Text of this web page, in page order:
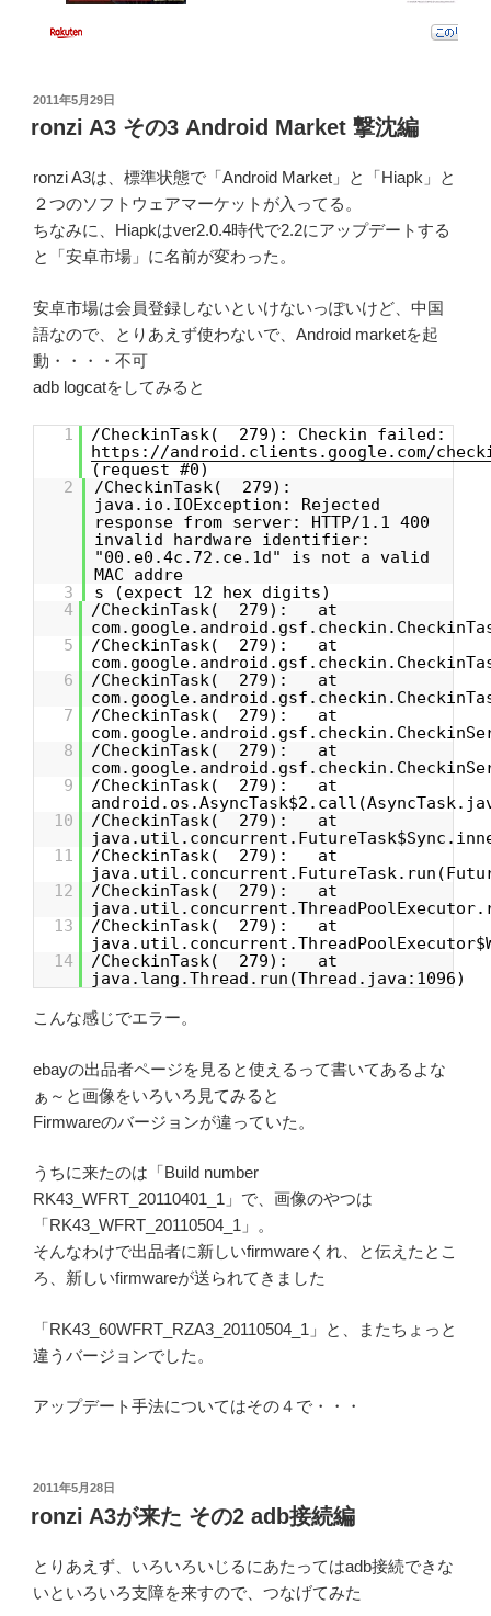
投
日:
2011年5月29日
ronzi A3 その3 Android Market 撃沈編
ronzi A3は、標準状態で「Android Market」と「Hiapk」と
２つのソフトウェアマーケットが入ってる。
ちなみに、Hiapkはver2.0.4時代で2.2にアップデートする
と「安卓市場」に名前が変わった。
安卓市場は会員登録しないといけないっぽいけど、中国
語なので、とりあえず使わないで、Android marketを起
動・・・・不可
adb logcatをしてみると
1
/CheckinTask( 279): Checkin failed:
https://android.clients.google.com/
(request #0)
2
/CheckinTask( 279):
java.io.IOException: Rejected
response from server: HTTP/1.1 400
invalid hardware identifier:
"00.e0.4c.72.ce.1d" is not a valid
MAC addre
3
s (expect 12 hex digits)
4
/CheckinTask( 279): at
5
/CheckinTask( 279): at
6
/CheckinTask( 279): at
7
/CheckinTask( 279): at
8
/CheckinTask( 279): at
9
/CheckinTask( 279): at
10
/CheckinTask( 279): at
11
/CheckinTask( 279): at
12
/CheckinTask( 279): at
13
/CheckinTask( 279): at
14
/CheckinTask( 279): at
java.lang.Thread.run(Thread.java:1096)
こんな感じでエラー。
ebayの出品者ページを見ると使えるって書いてあるよな
ぁ～と画像をいろいろ見てみると
Firmwareのバージョンが違っていた。
うちに来たのは「Build number
RK43_WFRT_20110401_1」で、画像のやつは
「RK43_WFRT_20110504_1」。
そんなわけで出品者に新しいfirmwareくれ、と伝えたとこ
ろ、新しいfirmwareが送られてきました
「RK43_60WFRT_RZA3_20110504_1」と、またちょっと
違うバージョンでした。
アップデート手法についてはその４で・・・
投
日:
2011年5月28日
ronzi A3が来た その2 adb接続編
とりあえず、いろいろいじるにあたってはadb接続できな
いといろいろ支障を来すので、つなげてみた